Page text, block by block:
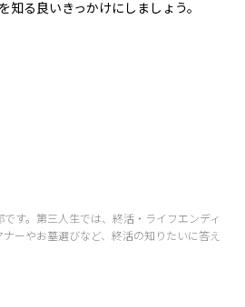
知る良いきっかけにしましょう。
です。第三人生では、終活・ライフエンディ
ナーやお墓選びなど、終活の知りたいに答え